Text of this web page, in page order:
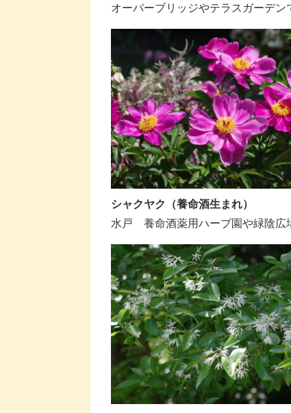
オーバーブリッジやテラスガーデン
シャクヤク（養命酒生まれ）
水戸 養命酒薬用ハーブ園や緑陰広